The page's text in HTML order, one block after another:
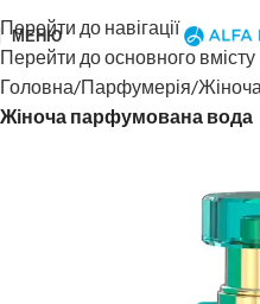
Перейти до навігації
Перейти до основного вмісту
МЕНЮ
Головна Парфумерія
Жіноча парфумована вода